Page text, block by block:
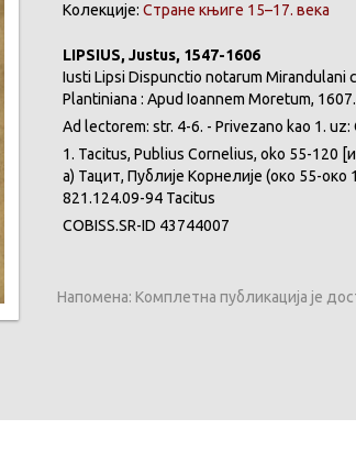
Колекције: Стране књиге 15–17. века
LIPSIUS, Justus, 1547-1606
Iusti Lipsi Dispunctio notarum Mirandulani
Plantiniana : Apud Ioannem Moretum,
Ad lectorem: str. 4-6. - Privezano kao 1.
1. Tacitus, Publius Cornelius, oko 55-120
а) Тацит, Публије Корнелије (око 55-око
821.124.09-94 Tacitus
COBISS.SR-ID 43744007
Напомена: Комплетна публикација је